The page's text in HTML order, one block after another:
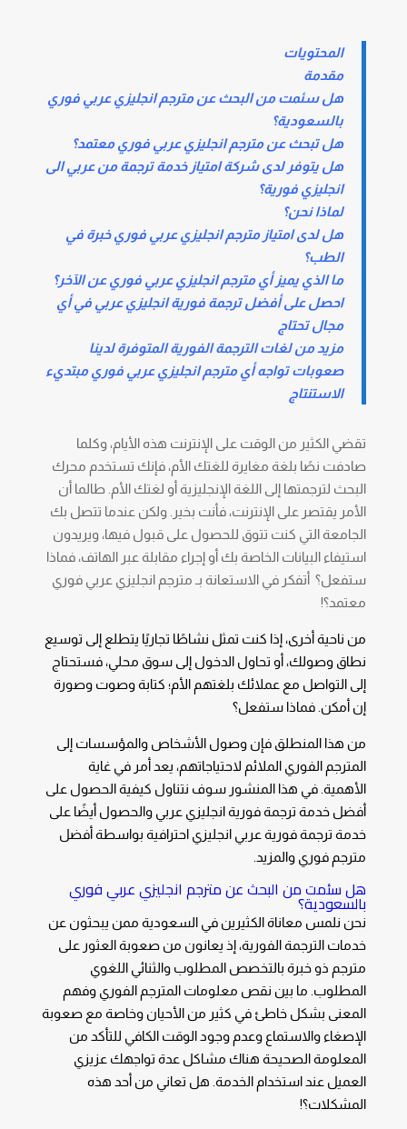
المحتويات
مقدمة
هل سئمت من البحث عن مترجم انجليزي عربي فوري
بالسعودية؟
هل تبحث عن مترجم انجليزي عربي فوري معتمد؟
هل يتوفر لدى شركة امتياز خدمة ترجمة من عربي الى
انجليزي فورية؟
لماذا نحن؟
هل لدى امتياز مترجم انجليزي عربي فوري خبرة في
الطب؟
ما الذي يميز أي مترجم انجليزي عربي فوري عن الآخر؟
احصل على أفضل ترجمة فورية انجليزي عربي في أي
مجال تحتاج
مزيد من لغات الترجمة الفورية المتوفرة لدينا
صعوبات تواجه أي مترجم انجليزي عربي فوري مبتديء
الاستنتاج
تقضي الكثير من الوقت على الإنترنت هذه الأيام، وكلما
صادفت نصًا بلغة مغايرة للغتك الأم، فإنك تستخدم محرك
البحث لترجمتها إلى اللغة الإنجليزية أو لغتك الأم. طالما أن
الأمر يقتصر على الإنترنت، فأنت بخير. ولكن عندما تتصل بك
الجامعة التي كنت تتوق للحصول على قبول فيها، ويريدون
استيفاء البيانات الخاصة بك أو إجراء مقابلة عبر الهاتف، فماذا
ستفعل؟ أتفكر في الاستعانة بـ مترجم انجليزي عربي فوري
معتمد؟!
من ناحية أخرى، إذا كنت تمثل نشاطًا تجاريًا يتطلع إلى توسيع
نطاق وصولك، أو تحاول الدخول إلى سوق محلي، فستحتاج
إلى التواصل مع عملائك بلغتهم الأم؛ كتابة وصوت وصورة
إن أمكن. فماذا ستفعل؟
من هذا المنطلق فإن وصول الأشخاص والمؤسسات إلى
المترجم الفوري الملائم لاحتياجاتهم، يعد أمر في غاية
الأهمية. في هذا المنشور سوف نتناول كيفية الحصول على
أفضل خدمة ترجمة فورية انجليزي عربي والحصول أيضًا على
خدمة ترجمة فورية عربي انجليزي احترافية بواسطة أفضل
مترجم فوري والمزيد.
هل سئمت من البحث عنمترجم انجليزي عربي فوري
بالسعودية؟
نحن نلمس معاناة الكثيرين في السعودية ممن يبحثون عن
خدمات الترجمة الفورية، إذ يعانون من صعوبة العثور على
مترجم ذو خبرة بالتخصص المطلوب والثنائي اللغوي
المطلوب. ما بين نقص معلومات المترجم الفوري وفهم
المعنى بشكل خاطئ في كثير من الأحيان وخاصة مع صعوبة
الإصغاء والاستماع وعدم وجود الوقت الكافي للتأكد من
المعلومة الصحيحة هناك مشاكل عدة تواجهك عزيزي
العميل عند استخدام الخدمة. هل تعاني من أحد هذه
المشكلات؟!